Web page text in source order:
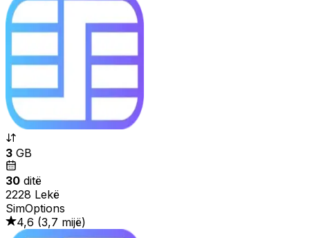
3 GB
30 ditë
2228 Lekë
SimOptions
4,6 (3,7 mijë)